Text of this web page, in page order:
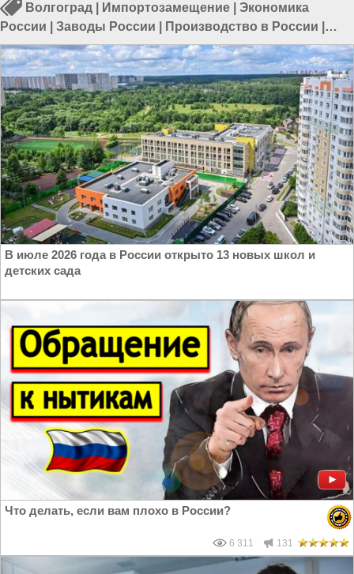
Волгоград Импортозамещение
Экономика
России
Заводы России Производство в России
Экономика в России|Заводы в России|Налоги в
России
В июле 2026 года в России открыто 13 новых школ и
детских сада
Что делать, если вам плохо в России?
6 311 131